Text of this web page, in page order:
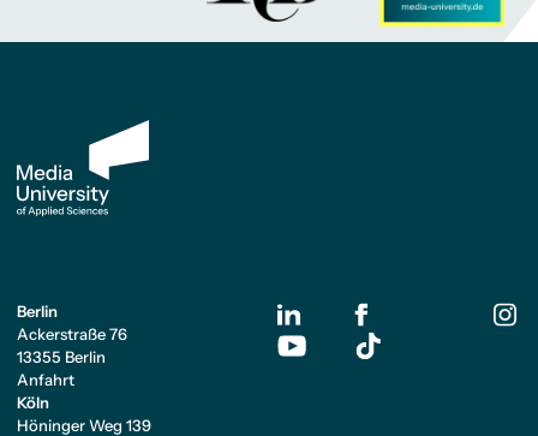
Berlin
Ackerstraße 76
13355 Berlin
Anfahrt
Köln
Höninger Weg 139